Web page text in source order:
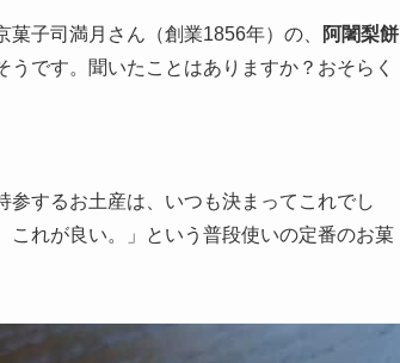
子司満月さん（創業1856年）の、
阿闍梨餅
です。聞いたことはありますか？おそらく
するお土産は、いつも決まってこれでし
これが良い。」という普段使いの定番のお菓